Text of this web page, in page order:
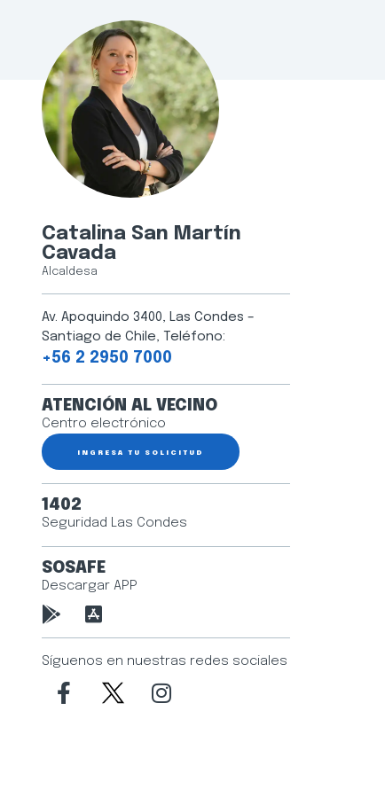
Catalina San Martín
Cavada
Alcaldesa
Av. Apoquindo 3400, Las Condes –
Santiago de Chile, Teléfono:
+56 2 2950 7000
ATENCIÓN AL VECINO
Centro electrónico
INGRESA TU SOLICITUD
1402
Seguridad Las Condes
SOSAFE
Descargar APP
Síguenos en nuestras redes sociales